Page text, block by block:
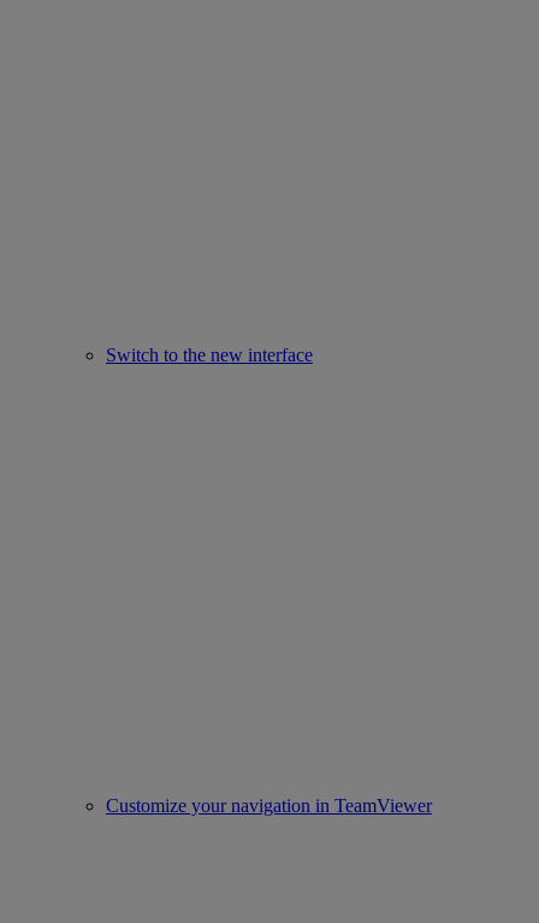
Switch to the new interface
Customize your navigation in TeamViewer